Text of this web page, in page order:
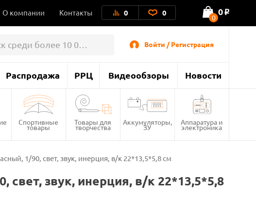
О компании Контакты 0 0 0
0 o
Войти / Регистрация
Распродажа РРЦ Видеообзоры Новости
Спортивные
товары
Товары для
творчества
Аккумуляторы,
ЗУ
Аппаратура и
электроника
1/90, свет, звук, инерция, в/к 22*13,5*5,8 см
звук, инерция, в/к 22*13,5*5,8